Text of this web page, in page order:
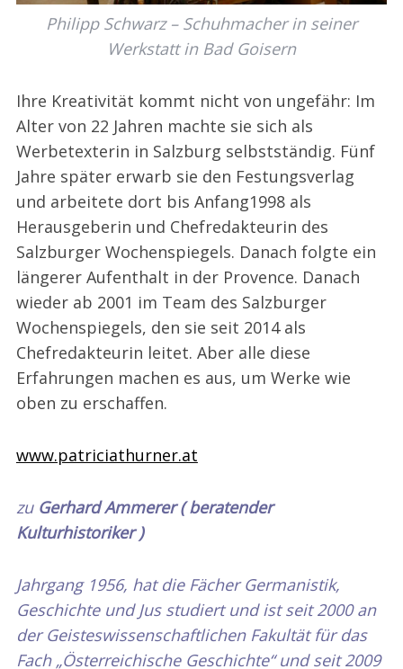
Philipp Schwarz – Schuhmacher in seiner
Werkstatt in Bad Goisern
Ihre Kreativität kommt nicht von ungefähr: Im
Alter von 22 Jahren machte sie sich als
Werbetexterin in Salzburg selbstständig. Fünf
Jahre später erwarb sie den Festungsverlag
und arbeitete dort bis Anfang1998 als
Herausgeberin und Chefredakteurin des
Salzburger Wochenspiegels. Danach folgte ein
längerer Aufenthalt in der Provence. Danach
wieder ab 2001 im Team des Salzburger
Wochenspiegels, den sie seit 2014 als
Chefredakteurin leitet. Aber alle diese
Erfahrungen machen es aus, um Werke wie
oben zu erschaffen.
www.patriciathurner.at
zu Gerhard Ammerer ( beratender
Kulturhistoriker )
Jahrgang 1956, hat die Fächer Germanistik,
Geschichte und Jus studiert und ist seit 2000 an
der Geisteswissenschaftlichen Fakultät für das
Fach „Österreichische Geschichte“ und seit 2009